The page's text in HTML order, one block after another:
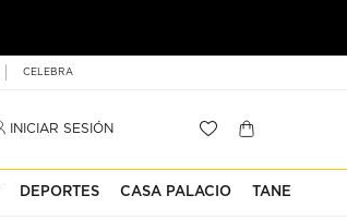
CELEBRA
INICIAR SESIÓN
DEPORTES CASA PALACIO TANE